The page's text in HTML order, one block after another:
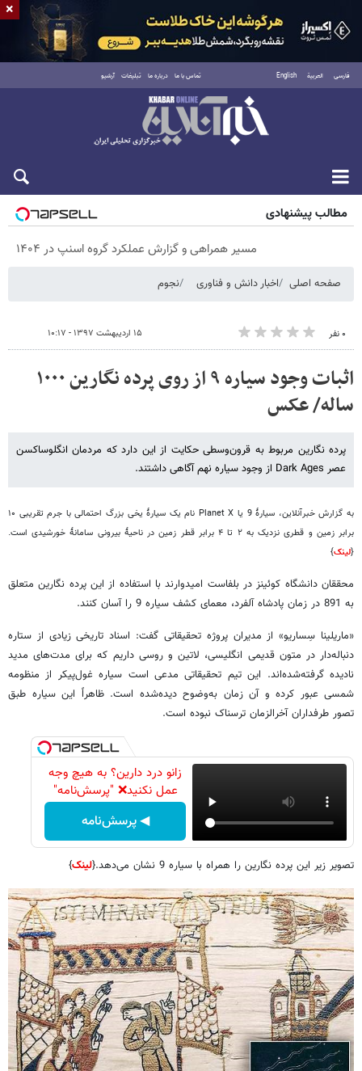
فارسی العربية English تماس با ما درباره ما تبلیغات آرشیو
پنجشنبه ۱۵ مرداد ۱۴۰۵
مطالب پیشنهادی
مسیر همراهی و گزارش عملکرد گروه اسنپ در ۱۴۰۴
صفحه اصلی اخبار دانش و فناوری نجوم
۰ نفر ۱۵ اردیبهشت ۱۳۹۷ - ۱۰:۱۷
اثبات وجود سیاره ۹ از روی پرده نگارین ۱۰۰۰
ساله/ عکس
پرده نگارین مربوط به قرون‌وسطی حکایت از این دارد که مردمان انگلوساکسن
عصر Dark Ages از وجود سیاره نهم آگاهی داشتند.
به گزارش خبرآنلاین، سیارهٔ 9 یا Planet X نام یک سیارهٔ یخی بزرگ احتمالی با جرم تقریبی ۱۰
برابر زمین و قطری نزدیک به ۲ تا ۴ برابر قطر زمین در ناحیهٔ بیرونی سامانهٔ خورشیدی است.
{لینک}
محققان دانشگاه کوئینز در بلفاست امیدوارند با استفاده از این پرده نگارین متعلق
به 891 در زمان پادشاه آلفرد، معمای کشف سیاره 9 را آسان کنند.
«ماریلینا سِساریو» از مدیران پروژه تحقیقاتی گفت: اسناد تاریخی زیادی از ستاره
دنباله‌دار در متون قدیمی انگلیسی، لاتین و روسی داریم که برای مدت‌های مدید
نادیده گرفته‌شده‌اند. این تیم تحقیقاتی مدعی است سیاره غول‌پیکر از منظومه
شمسی عبور کرده و آن زمان به‌وضوح دیده‌شده است. ظاهراً این سیاره طبق
تصور طرفداران آخرالزمان ترسناک نبوده است.
زانو درد دارین؟ به هیچ وجه
عمل نکنید❌ "پرسش‌نامه"
◀ پرسش‌نامه
تصویر زیر این پرده نگارین را همراه با سیاره 9 نشان می‌دهد.{ لینک}
×